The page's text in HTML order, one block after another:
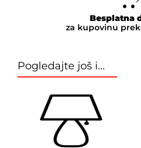
Besplatna
za kupovinu
Pogledajte još i...